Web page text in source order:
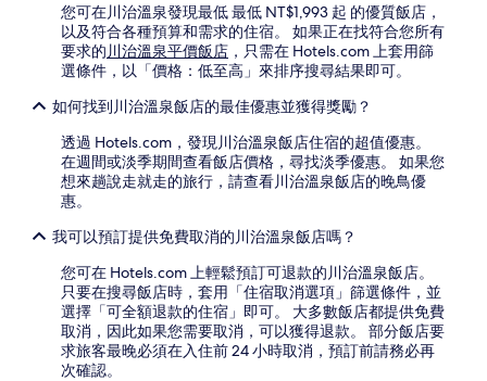
您可在川治溫泉發現最低 最低 NT$1,993 起 的優質飯店，
以及符合各種預算和需求的住宿。 如果正在找符合您所有
要求的川治溫泉平價飯店 ，只需在 Hotels.com 上套用篩
選條件，以「價格：低至高」來排序搜尋結果即可。
如何找到川治溫泉飯店的最佳優惠並獲得獎勵？
透過 Hotels.com，發現川治溫泉飯店住宿的超值優惠。
在週間或淡季期間查看飯店價格，尋找淡季優惠。 如果您
想來趟說走就走的旅行，請查看川治溫泉飯店的晚鳥優
惠。
我可以預訂提供免費取消的川治溫泉飯店嗎？
您可在 Hotels.com 上輕鬆預訂可退款的川治溫泉飯店。
只要在搜尋飯店時，套用「住宿取消選項」篩選條件，並
選擇「可全額退款的住宿」即可。 大多數飯店都提供免費
取消，因此如果您需要取消，可以獲得退款。 部分飯店要
求旅客最晚必須在入住前 24 小時取消，預訂前請務必再
次確認。